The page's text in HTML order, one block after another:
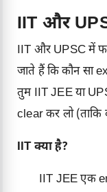
IIT और
IIT और UPSC में
जाते हैं कि कौन सा
तुम IIT JEE या
clear कर लो (ताकि
IIT क्या है?
IIT JEEएक